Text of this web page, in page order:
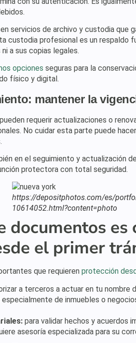
servicios de archivo y custodia que
custodia profesional es un respaldo
a sus copias legales.
opciones seguras para la
físico y digital.
mantener la
requerir actualizaciones o
No cuidar esta parte puede
en el seguimiento y actualización
protectora con total seguridad.
https://depositphotos.com/es/
10614052.html?content=photo
documentos
el primer
que requieren protección
a terceros a actuar en tu nombre
especialmente de inmuebles o
para validar hechos y acuerdos
asesoría especializada para su